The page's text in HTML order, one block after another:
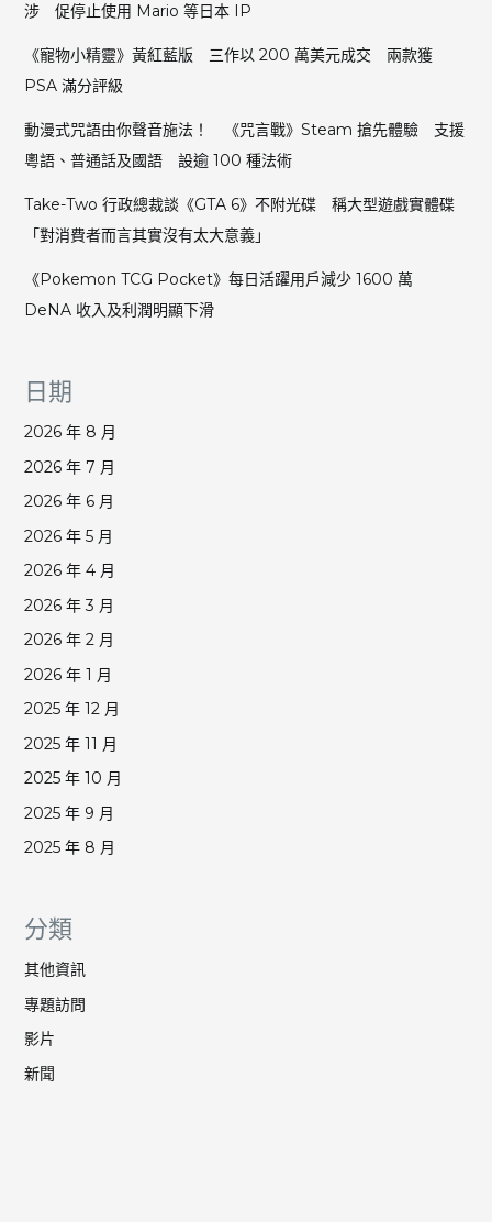
涉 促停止使用 Mario 等日本 IP
《寵物小精靈》黃紅藍版 三作以 200 萬美元成交 兩款獲
PSA 滿分評級
動漫式咒語由你聲音施法！ 《咒言戰》Steam 搶先體驗 支援
粵語、普通話及國語 設逾 100 種法術
Take-Two 行政總裁談《GTA 6》不附光碟 稱大型遊戲實體碟
「對消費者而言其實沒有太大意義」
《Pokemon TCG Pocket》每日活躍用戶減少 1600 萬
DeNA 收入及利潤明顯下滑
日期
2026 年 8 月
2026 年 7 月
2026 年 6 月
2026 年 5 月
2026 年 4 月
2026 年 3 月
2026 年 2 月
2026 年 1 月
2025 年 12 月
2025 年 11 月
2025 年 10 月
2025 年 9 月
2025 年 8 月
分類
其他資訊
專題訪問
影片
新聞